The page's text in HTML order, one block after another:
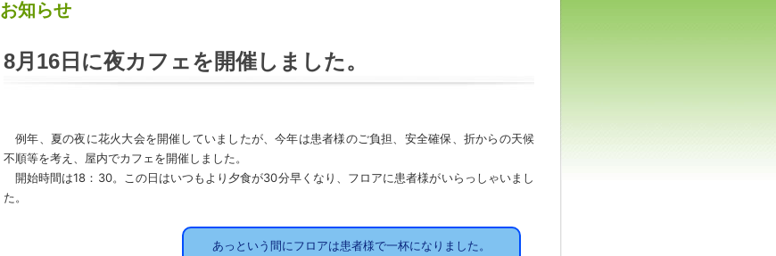
お知らせ
8月16日に夜カフェを開催しました。
例年、夏の夜に花火大会を開催していましたが、今年は患者様のご負担、安全確保、折からの天候
不順等を考え、屋内でカフェを開催しました。
開始時間は18：30。この日はいつもより夕食が30分早くなり、フロアに患者様がいらっしゃいまし
た。
あっという間にフロアは患者様で一杯になりました。